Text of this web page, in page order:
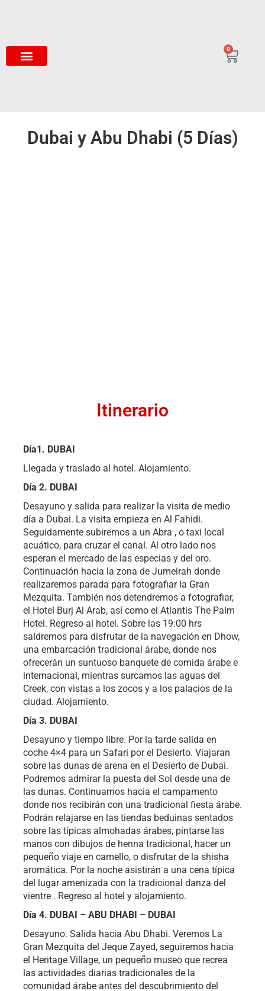
0
Dubai y Abu Dhabi (5 Días)
Itinerario
Día1. DUBAI
Llegada y traslado al hotel. Alojamiento.
Día 2. DUBAI
Desayuno y salida para realizar la visita de medio
día a Dubai. La visita empieza en Al Fahidi.
Seguidamente subiremos a un Abra , o taxi local
acuático, para cruzar el canal. Al otro lado nos
esperan el mercado de las especias y del oro.
Continuación hacia la zona de Jumeirah donde
realizaremos parada para fotografiar la Gran
Mezquita. También nos detendremos a fotografiar,
el Hotel Burj Al Arab, así como el Atlantis The Palm
Hotel. Regreso al hotel. Sobre las 19:00 hrs
saldremos para disfrutar de la navegación en Dhow,
una embarcación tradicional árabe, donde nos
ofrecerán un suntuoso banquete de comida árabe e
internacional, mientras surcamos las aguas del
Creek, con vistas a los zocos y a los palacios de la
ciudad. Alojamiento.
Día 3. DUBAI
Desayuno y tiempo libre. Por la tarde salida en
coche 4×4 para un Safari por el Desierto. Viajaran
sobre las dunas de arena en el Desierto de Dubai.
Podremos admirar la puesta del Sol desde una de
las dunas. Continuamos hacia el campamento
donde nos recibirán con una tradicional fiesta árabe.
Podrán relajarse en las tiendas beduinas sentados
sobre las típicas almohadas árabes, pintarse las
manos con dibujos de henna tradicional, hacer un
pequeño viaje en camello, o disfrutar de la shisha
aromática. Por la noche asistirán a una cena típica
del lugar amenizada con la tradicional danza del
vientre . Regreso al hotel y alojamiento.
Día 4. DUBAI – ABU DHABI – DUBAI
Desayuno. Salida hacia Abu Dhabi. Veremos La
Gran Mezquita del Jeque Zayed, seguiremos hacia
el Heritage Village, un pequeño museo que recrea
las actividades diarias tradicionales de la
comunidad árabe antes del descubrimiento del